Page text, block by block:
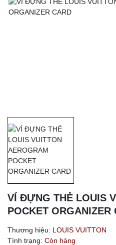
VÍ ĐỰNG THẺ LOUIS
POCKET ORGANIZER
Thương hiệu: LOUIS VUITTON
Tình trạng: Còn hàng